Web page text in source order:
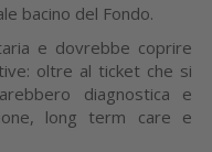
bacino del Fondo.
e dovrebbe coprire
oltre al ticket che si
diagnostica e
long term care e